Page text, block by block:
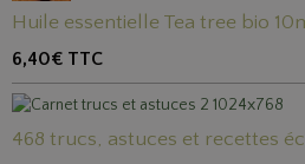
Huile essentielle Tea tree bio
6,40€ TTC
468 trucs, astuces et recettes